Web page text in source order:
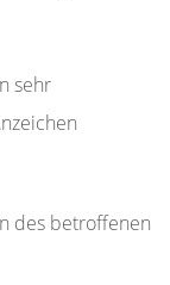
sehr
des betroffenen